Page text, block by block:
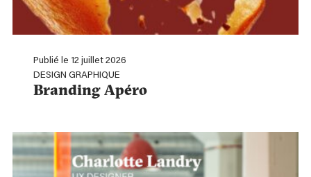
Publié le 12 juillet 2026
DESIGN GRAPHIQUE
Branding Apéro